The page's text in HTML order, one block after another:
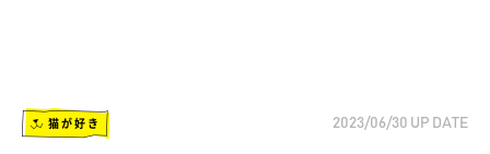
猫が好き 2023/06/30 UP DATE